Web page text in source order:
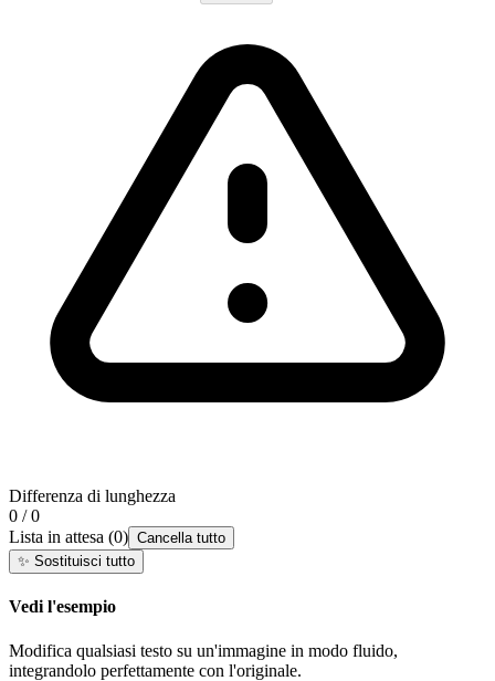
Differenza di lunghezza
0 / 0
Lista in attesa (0) Cancella tutto
✨ Sostituisci tutto
Vedi l'esempio
Modifica qualsiasi testo su un'immagine in modo fluido,
integrandolo perfettamente con l'originale.